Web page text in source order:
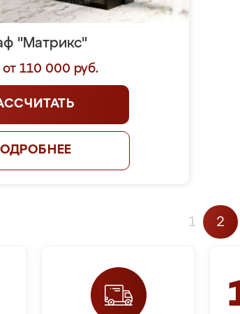
"Матрикс"
от 110 000 руб.
1 2